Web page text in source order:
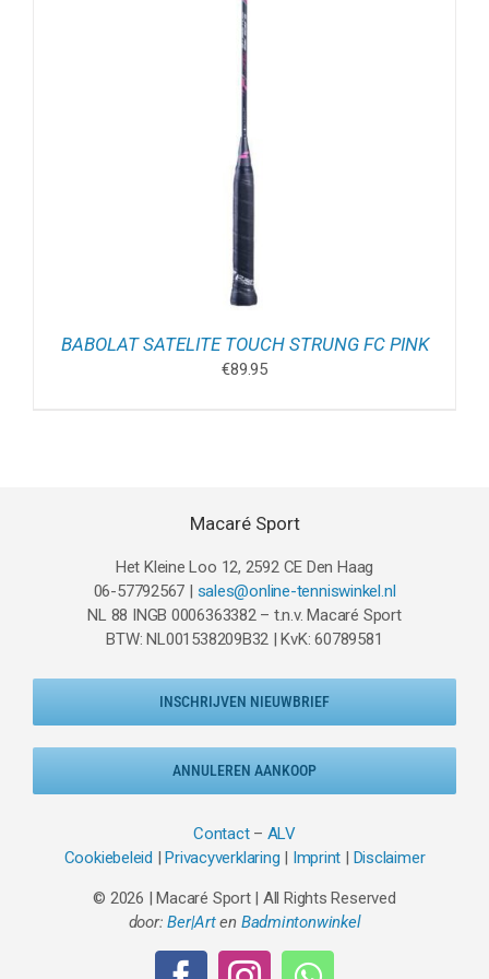
BABOLAT SATELITE TOUCH STRUNG FC PINK
€89.95
Macaré Sport
Het Kleine Loo 12, 2592 CE Den Haag
06-57792567 | sales@online-tenniswinkel.nl
NL 88 INGB 0006363382 – t.n.v. Macaré Sport
BTW: NL001538209B32 | KvK: 60789581
INSCHRIJVEN NIEUWBRIEF
ANNULEREN AANKOOP
Contact– ALV
Cookiebeleid
Privacyverklaring Imprint Disclaimer
© 2026 | Macaré Sport | All Rights Reserved
door:Ber|Arten Badmintonwinkel